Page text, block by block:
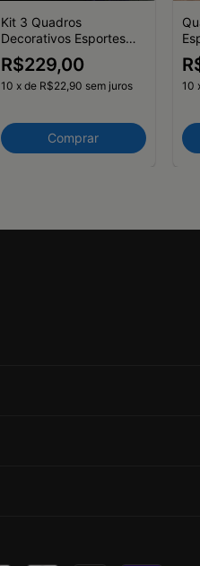
Kit 3 Quadros
Decorativos Esportes
Basketball
R$229,00
10 xde R$22,90 sem juros
Comprar
10